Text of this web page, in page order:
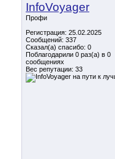
InfoVoyager
Профи
Регистрация: 25.02.2025
Сообщений: 337
Сказал(а) спасибо: 0
Поблагодарили 0 раз(а) в 0
сообщениях
Вес репутации: 33